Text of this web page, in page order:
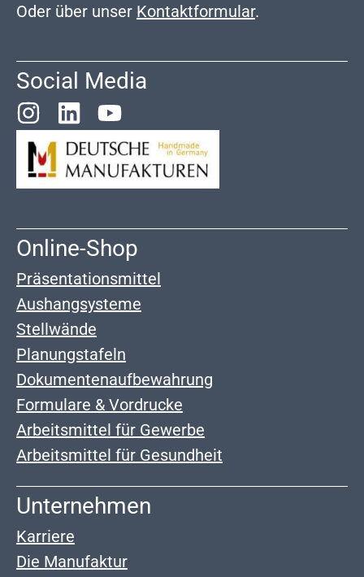
Oder über unser Kontaktformular.
Social Media
Online-Shop
Präsentationsmittel
Aushangsysteme
Stellwände
Planungstafeln
Dokumentenaufbewahrung
Formulare & Vordrucke
Arbeitsmittel für Gewerbe
Arbeitsmittel für Gesundheit
Unternehmen
Karriere
Die Manufaktur